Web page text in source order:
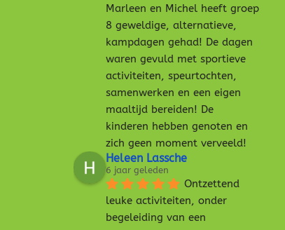
Marleen en Michel heeft groep
8 geweldige, alternatieve,
kampdagen gehad! De dagen
waren gevuld met sportieve
activiteiten, speurtochten,
samenwerken en een eigen
maaltijd bereiden! De
kinderen hebben genoten en
zich geen moment verveeld!
Heleen Lassche
6 jaar geleden
Ontzettend
leuke activiteiten, onder
begeleiding van een